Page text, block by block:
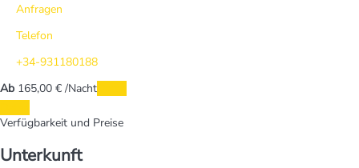
Anfragen
Telefon
+34-931180188
Ab 165,00 € /Nacht
Verfügbarkeit und Preise
Unterkunft